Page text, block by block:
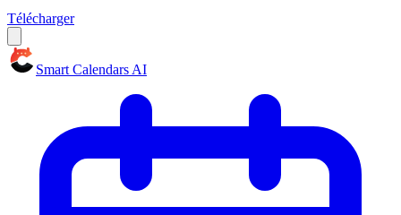
Télécharger
Smart Calendars AI